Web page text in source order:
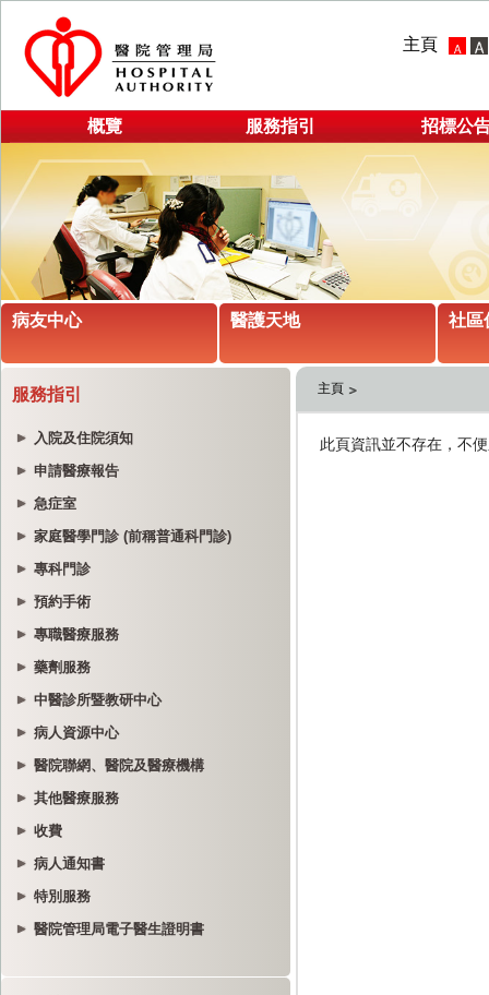
主頁
概覽 服務指引 招標公
病友中心 醫護天地 社區
服務指引
入院及住院須知
申請醫療報告
急症室
家庭醫學門診 (前稱普通科門診)
專科門診
預約手術
專職醫療服務
藥劑服務
中醫診所暨教研中心
病人資源中心
醫院聯網、醫院及醫療機構
其他醫療服務
收費
病人通知書
特別服務
醫院管理局電子醫生證明書
主頁